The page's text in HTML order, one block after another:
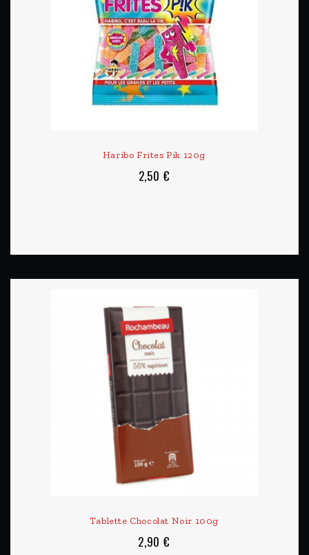
Haribo Frites Pik 120g
2,50 €
Tablette Chocolat Noir 100g
2,90 €